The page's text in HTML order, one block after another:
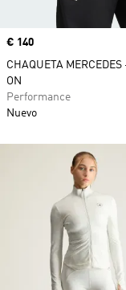
Precio
€ 140
CHAQUETA
ON
Performance
Nuevo